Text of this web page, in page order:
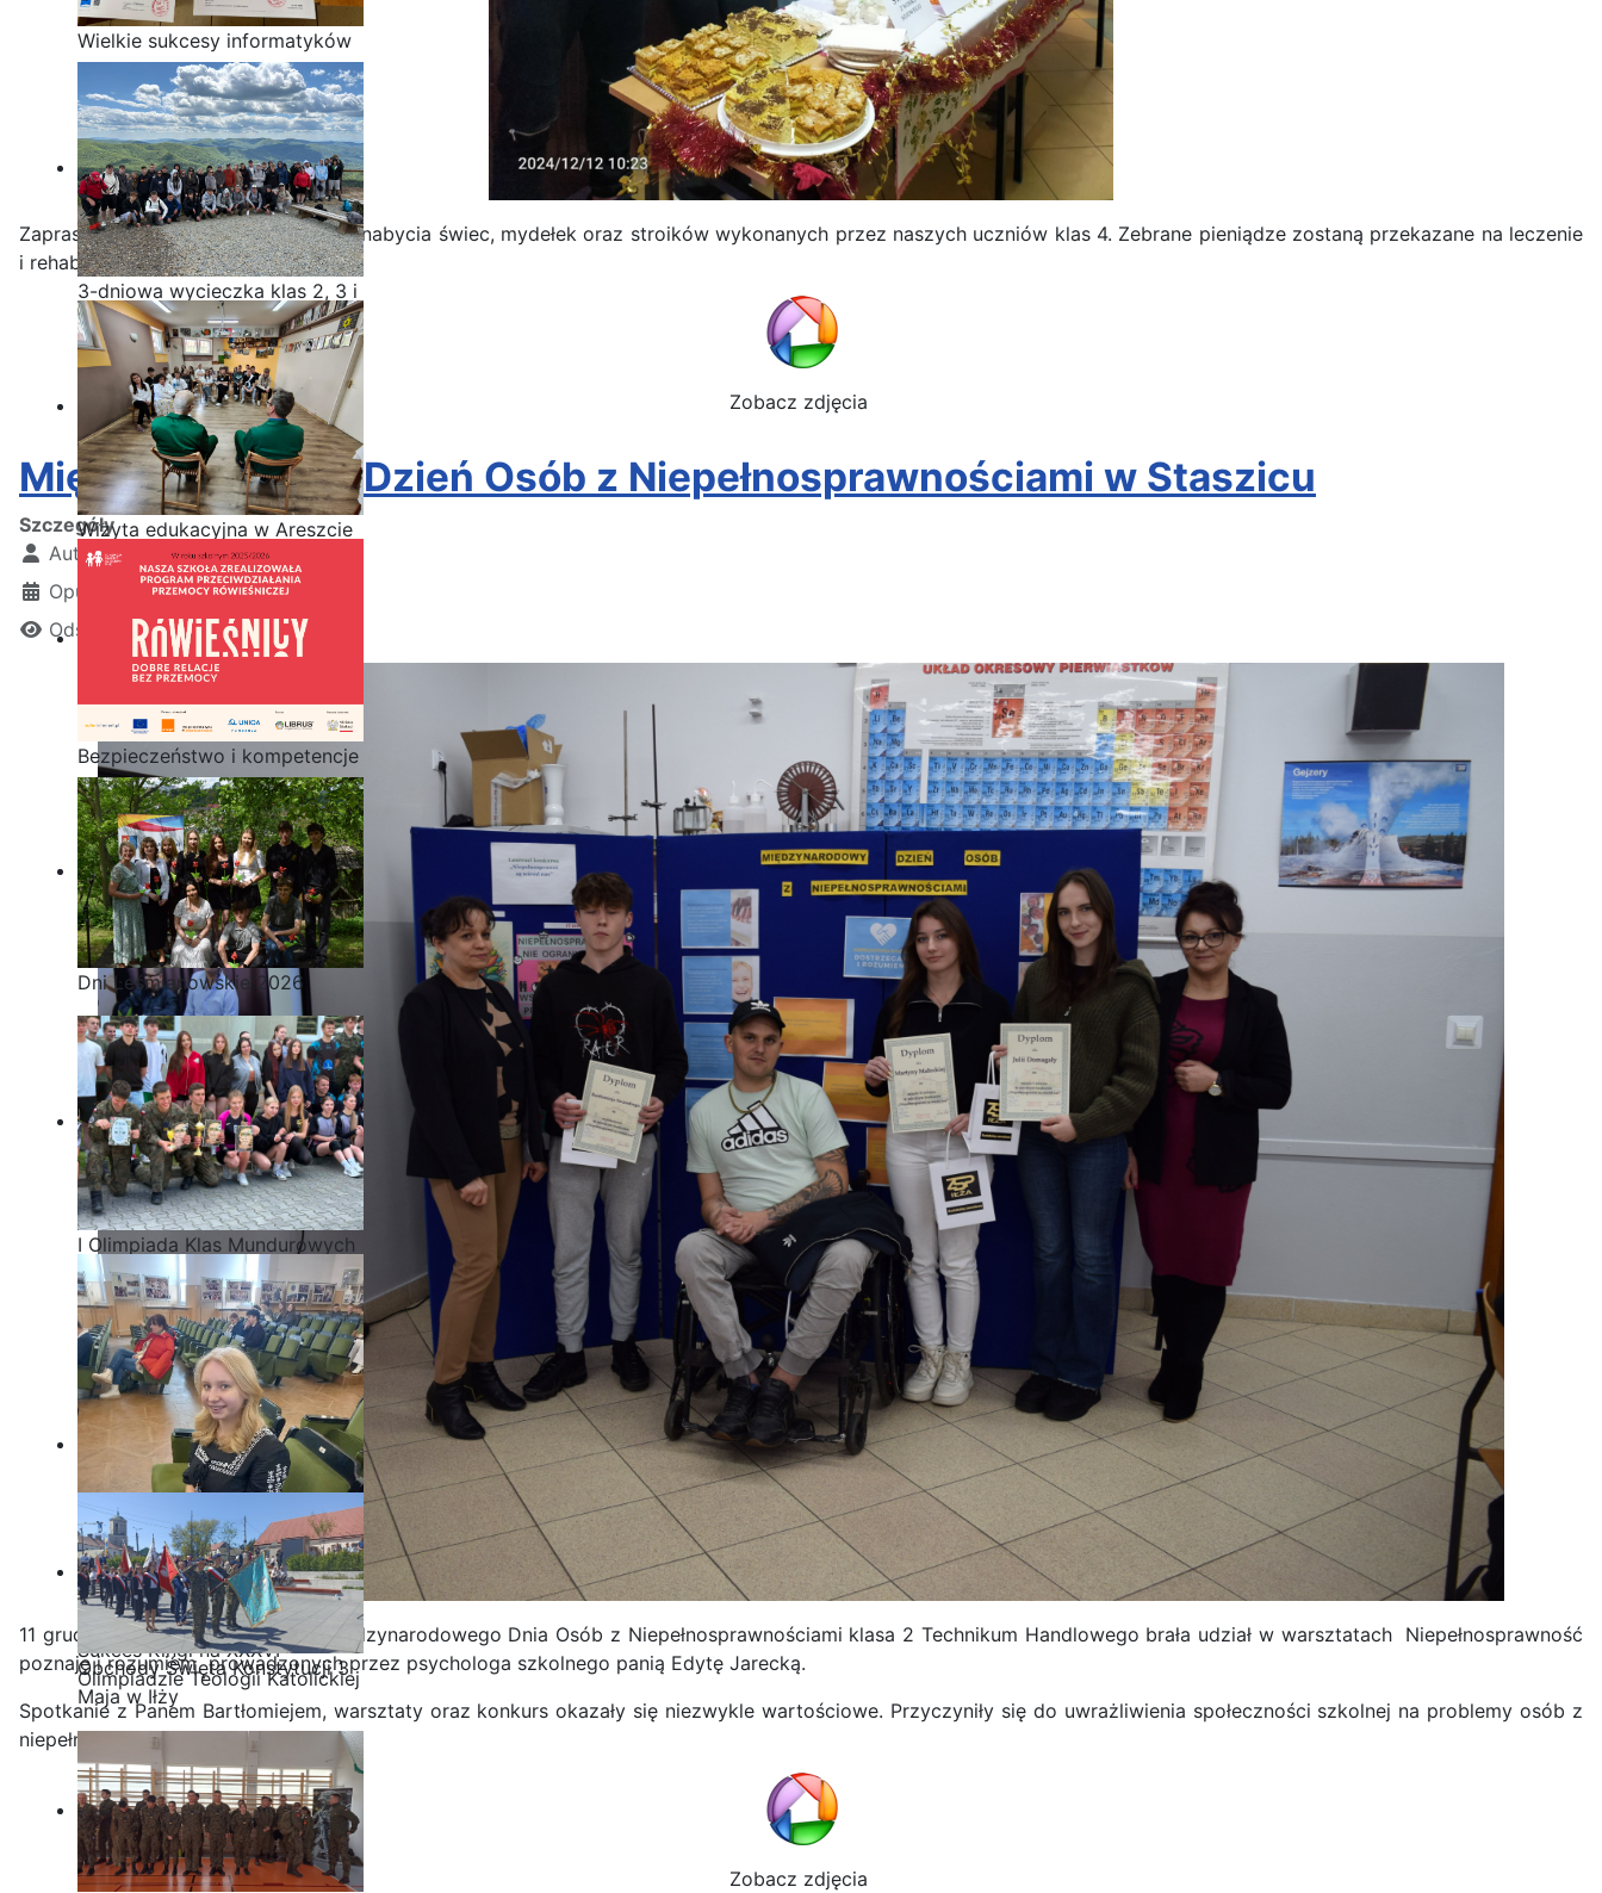
Wielkie sukcesy informatyków
ze Staszica w Akademii
CISCO!
3-dniowa wycieczka klas 2, 3 i
4 technikum w Bieszczady
Wizyta edukacyjna w Areszcie
Śledczym w Radomiu
Bezpieczeństwo i kompetencje
uczniów - nasz priorytet
Dni Leśmianowskie 2026
I Olimpiada Klas Mundurowych
Sukces Kingi na XXXVI
Olimpiadzie Teologii Katolickiej
Obchody Święta Konstytucji 3
Maja w Iłży
Zapraszamy wszystkich chętnych do nabycia świec, mydełek oraz stroików wykonanych przez naszych uczniów klas 4. Zebrane pieniądze zostaną przekazane na leczenie
i rehabilitację Gabrysi Wróbel.
Zobacz zdjęcia
Międzynarodowy Dzień Osób z Niepełnosprawnościami w Staszicu
Szczegóły
Autor:Kamil Krosta
Opublikowano: 11 grudzień 2024
Odsłon: 1275
11 grudnia, w ramach obchodów Międzynarodowego Dnia Osób z Niepełnosprawnościami klasa 2 Technikum Handlowego brała udział w warsztatach Niepełnosprawność
poznaję i rozumiem prowadzonych przez psychologa szkolnego panią Edytę Jarecką.
Spotkanie z Panem Bartłomiejem, warsztaty oraz konkurs okazały się niezwykle wartościowe. Przyczyniły się do uwrażliwienia społeczności szkolnej na problemy osób z
niepełnosprawnościami.
Zobacz zdjęcia